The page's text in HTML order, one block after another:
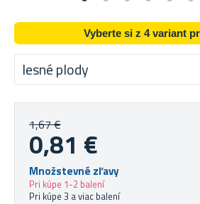
Vyberte si z 4 variant
lesné plody
1,67 €
0,81 €
Množstevné zľavy
Pri kúpe 1-2 balení
Pri kúpe 3 a viac balení